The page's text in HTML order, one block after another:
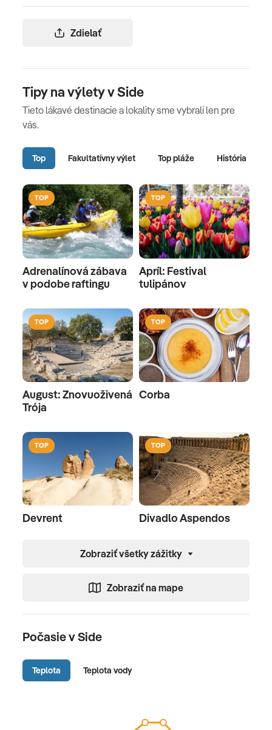
Zdielať
Tipy na výlety v Side
Tieto lákavé destinacie a lokality sme vybrali len pre
vás.
Top Fakultatívny výlet Top pláže História
TOP
Adrenalínová zábava
v podobe raftingu
TOP
Apríl: Festival
tulipánov
TOP
August: Znovuoživená
Trója
TOP
Corba
TOP
Devrent
TOP
Divadlo Aspendos
Zobraziť všetky zážitky
Zobraziť na mape
Počasie v Side
Teplota Teplota vody